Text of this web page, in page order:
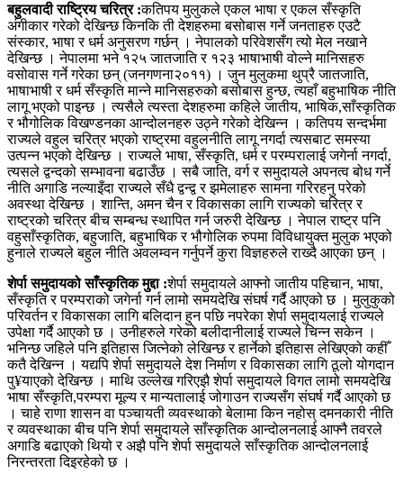
बहुलवादी राष्ट्रिय चरित्र :कतिपय मुलुकले एकल भाषा र एकल सँस्कृति
अंगीकार गरेको देखिन्छ किनकि ती देशहरुमा बसोबास गर्ने जनताहरु एउटै
संस्कार, भाषा र धर्म अनुसरण गर्छन् । नेपालको परिवेशसँग त्यो मेल नखाने
देखिन्छ । नेपालमा भने १२५ जातजाति र १२३ भाषाभाषी वोल्ने मानिसहरु
वसोवास गर्ने गरेका छन् (जनगणना२०११) । जुन मुलुकमा थुप्रै जातजाति,
भाषाभाषी र धर्म सँस्कृति मान्ने मानिसहरुको बसोबास हुन्छ, त्यहाँ बहुभाषिक नीति
लागू भएको पाइन्छ । त्यसैले त्यस्ता देशहरुमा कहिले जातीय, भाषिक,साँस्कृतिक
र भौगोलिक विखण्डनका आन्दोलनहरु उठ्ने गरेको देखिन्न । कतिपय सन्दर्भमा
राज्यले वहुल चरित्र भएको राष्ट्रमा वहुलनीति लागू नगर्दा त्यसबाट समस्या
उत्पन्न भएको देखिन्छ । राज्यले भाषा, सँस्कृति, धर्म र परम्परालाई जगेर्ना नगर्दा,
त्यसले द्वन्दको सम्भावना बढाउँछ । सबै जाति, वर्ग र समुदायले अपनत्व बोध गर्ने
नीति अगाडि नल्याइँदा राज्यले सँधै द्वन्द्व र झमेलाहरु सामना गरिरहनु परेको
अवस्था देखिन्छ । शान्ति, अमन चैन र विकासका लागि राज्यको चरित्र र
राष्ट्रको चरित्र बीच सम्बन्ध स्थापित गर्न जरुरी देखिन्छ । नेपाल राष्ट्र पनि
वहुसाँस्कृतिक, बहुजाति, बहुभाषिक र भौगोलिक रुपमा विविधायुक्त मुलुक भएको
हुनाले राज्यले बहुल नीति अवलम्वन गर्नुपर्ने कुरा विज्ञहरुले राख्दै आएका छन् ।
शेर्पा समुदायको साँस्कृतिक मुद्दा :शेर्पा समुदायले आफ्नो जातीय पहिचान, भाषा,
सँस्कृति र परम्पराको जगेर्ना गर्न लामो समयदेखि संघर्ष गर्दै आएको छ । मुलुकुको
परिवर्तन र विकासका लागि बलिदान हुन पछि नपरेका शेर्पा समुदायलाई राज्यले
उपेक्षा गर्दै आएको छ । उनीहरुले गरेको बलीदानीलाई राज्यले चिन्न सकेन ।
भनिन्छ जहिले पनि इतिहास जित्नेको लेखिन्छ र हार्नेको इतिहास लेखिएको कहीँ
कतै देखिन्न । यद्यपि शेर्पा समुदायले देश निर्माण र विकासका लागि ठूलो योगदान
पु¥याएको देखिन्छ । माथि उल्लेख गरिएझै शेर्पा समुदायले विगत लामो समयदेखि
भाषा सँस्कृति,परम्परा मूल्य र मान्यतालाई जोगाउन राज्यसँग संघर्ष गर्दै आएको छ
। चाहे राणा शासन वा पञ्चायती व्यवस्थाको बेलामा किन नहोस् दमनकारी नीति
र व्यवस्थाका बीच पनि शेर्पा समुदायले साँस्कृतिक आन्दोलनलाई आफ्नै तवरले
अगाडि बढाएको थियो र अझै पनि शेर्पा समुदायले साँस्कृतिक आन्दोलनलाई
निरन्तरता दिइरहेको छ ।